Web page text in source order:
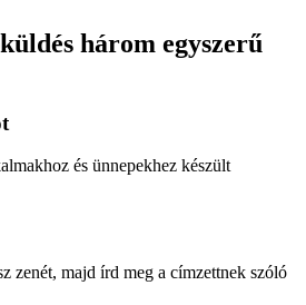
három egyszerű
és ünnepekhez készült
zenét, majd írd meg a címzettnek szóló